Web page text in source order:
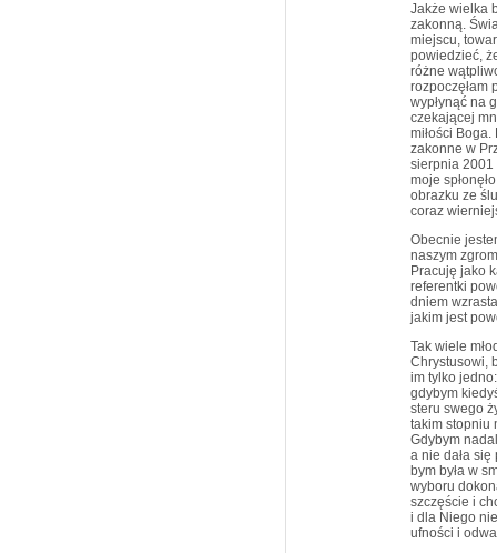
Jakże wielka
zakonną.
miejscu,
powiedzieć,
różne
rozpoczęłam
wypłynąć na
czekającej
miłości
zakonne w
sierpnia 2001
moje
obrazku ze
coraz
Obecnie
naszym
Pracuję jako
referentki
dniem
jakim jest
Tak wiele
Chrystusowi,
im tylko
gdybym
steru swego
takim stopniu
Gdybym
a nie dała
bym była w
wyboru
szczęście i
i dla Niego
ufności i